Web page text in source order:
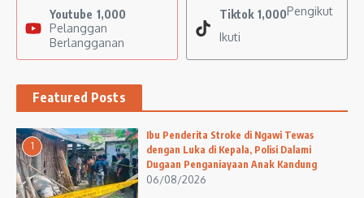
Youtube 1,000
Pelanggan
Berlangganan
Tiktok 1,000Pengikut
Ikuti
Featured Posts
1
Ibu Penderita Stroke di Ngawi Tewas
dengan Luka di Kepala, Polisi Dalami
Dugaan Penganiayaan Anak Kandung
06/08/2026